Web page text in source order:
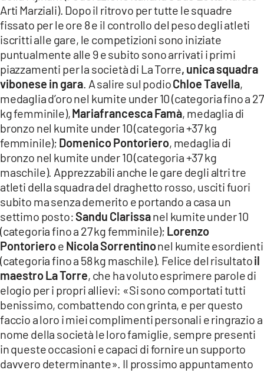
Arti Marziali). Dopo il ritrovo per tutte le squadre
fissato per le ore 8 e il controllo del peso degli atleti
iscritti alle gare, le competizioni sono iniziate
puntualmente alle 9 e subito sono arrivati i primi
piazzamenti per la società di La Torre, unica squadra
vibonese in gara . A salire sul podioChloe Tavella,
medaglia d’oro nel kumite under 10 (categoria fino a 27
kg femminile),Mariafrancesca Famà, medaglia di
bronzo nel kumite under 10 (categoria +37 kg
femminile); Domenico Pontoriero, medaglia di
bronzo nel kumite under 10 (categoria +37 kg
maschile). Apprezzabili anche le gare degli altri tre
atleti della squadra del draghetto rosso, usciti fuori
subito ma senza demerito e portando a casa un
settimo posto:Sandu Clarissanel kumite under 10
(categoria fino a 27 kg femminile); Lorenzo
Pontorieroe Nicola Sorrentinonel kumite esordienti
(categoria fino a 58 kg maschile). Felice del risultatoil
maestro La Torre, che ha voluto esprimere parole di
elogio per i propri allievi: «Si sono comportati tutti
benissimo, combattendo con grinta, e per questo
faccio a loro i miei complimenti personali e ringrazio a
nome della società le loro famiglie, sempre presenti
in queste occasioni e capaci di fornire un supporto
davvero determinante». Il prossimo appuntamento